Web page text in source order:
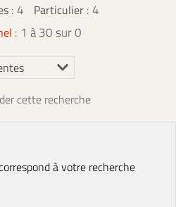
:4 Particulier: 4
: 1 à 30 sur 0
cette recherche
à votre recherche